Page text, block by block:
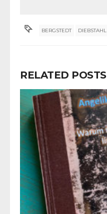
BERGSTEDT DIEBSTAHL
RELATED POSTS